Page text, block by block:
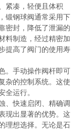
凑，轻便且体积
锻钢球阀通常采用下
密封，降低了泄漏的
料制造，经过精密加
提高了阀门的使用寿
手动操作阀杆即可
杂的控制系统。这使
全运行。
快速启闭、精确调
现出显著的优势。这
理想选择。无论是石